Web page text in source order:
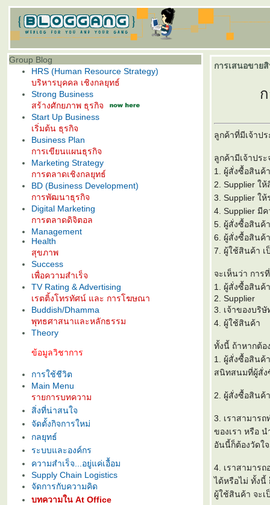
Group Blog
HRS (Human Resource Strategy)
บริหารบุคคล เชิงกลยุทธ์
Strong Business
สร้างศักยภาพ ธุรกิจ
Start Up Business
เริ่มต้น ธุรกิจ
Business Plan
การเขียนแผนธุรกิจ
Marketing Strategy
การตลาดเชิงกลยุทธ์
BD (Business Development)
การพัฒนาธุรกิจ
Digital Marketing
การตลาดดิจิตอล
Management
Health
สุขภาพ
Success
เพื่อความสำเร็จ
TV Rating & Advertising
เรตติ้งโทรทัศน์ และ การโฆษณา
Buddish/Dhamma
พุทธศาสนาและหลักธรรม
Theory
ข้อมูลวิชาการ
การใช้ชีวิต
Main Menu
รายการบทความ
สิ่งที่น่าสนใจ
จัดตั้งกิจการใหม่
กลยุทธ์
ระบบและองค์กร
ความสำเร็จ...อยู่แค่เอื้อม
Supply Chain Logistics
จัดการกับความคิด
บทความใน At Office
การเสนอขาย
ลูกค้าที่มีเจ้าป
ลูกค้ามีเจ้าประ
1. ผู้สั่งซื้อสินค้
2. Supplier ใ
3. Supplier ใ
4. Supplier มี
5. ผู้สั่งซื้อสินค้
6. ผู้สั่งซื้อสินค้
7. ผู้ใช้สินค้า เ
จะเห็นว่า การ
1. ผู้สั่งซื้อสินค้า
2. Supplier
3. เจ้าของบริษั
4. ผู้ใช้สินค้า
ทั้งนี้ ถ้าหากต้อ
1. ผู้สั่งซื้อสินค้
สนิทสนมที่ผู้สั่ง
2. ผู้สั่งซื้อสินค้
3. เราสามารถ
ของเรา หรือ น
อันนี้ก็ต้องวัดใ
4. เราสามาร
ได้หรือไม่ ทั้งนี้
ผู้ใช้สินค้า จะ